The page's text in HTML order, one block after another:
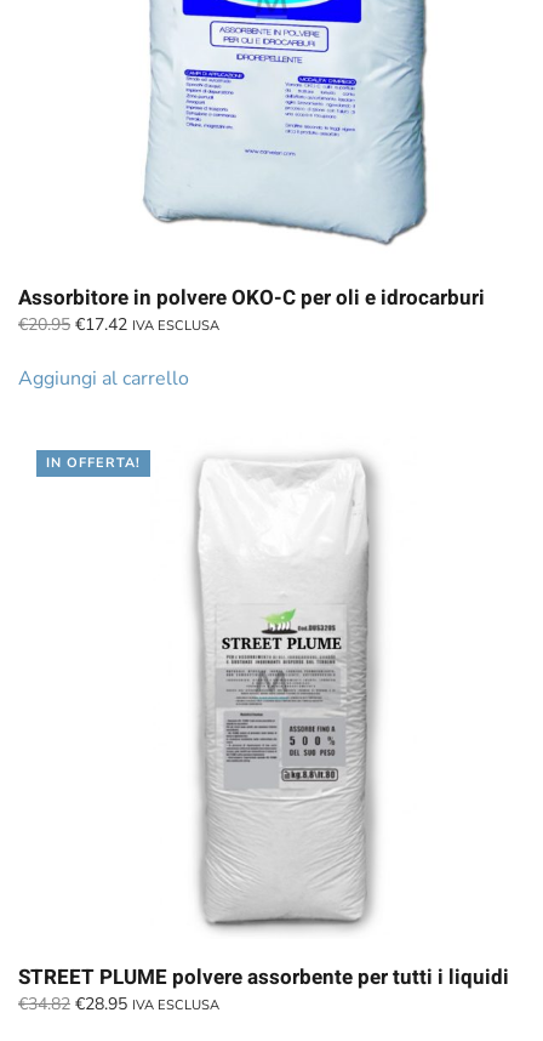
Assorbitore in polvere OKO-C per oli e idrocarburi
€20.95 Il
originale
€17.42Il
attuale
IVA ESCLUSA
Aggiungi al carrello
IN OFFERTA!
STREET PLUME polvere assorbente per tutti i liquidi
€34.82 Il
€28.95IlIVA ESCLUSA